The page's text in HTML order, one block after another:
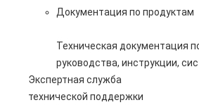
Документация по продуктам
Техническая документация
руководства, инструкции,
Экспертная служба
технической поддержки